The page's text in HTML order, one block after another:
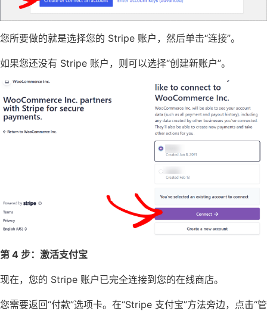
您所要做的就是选择您的 Stripe 账户，然后单击“连接”。
如果您还没有 Stripe 账户，则可以选择“创建新账户”。
第 4 步：激活支付宝
现在，您的 Stripe 账户已完全连接到您的在线商店。
您需要返回“付款”选项卡。在“Stripe 支付宝”方法旁边，点击“管